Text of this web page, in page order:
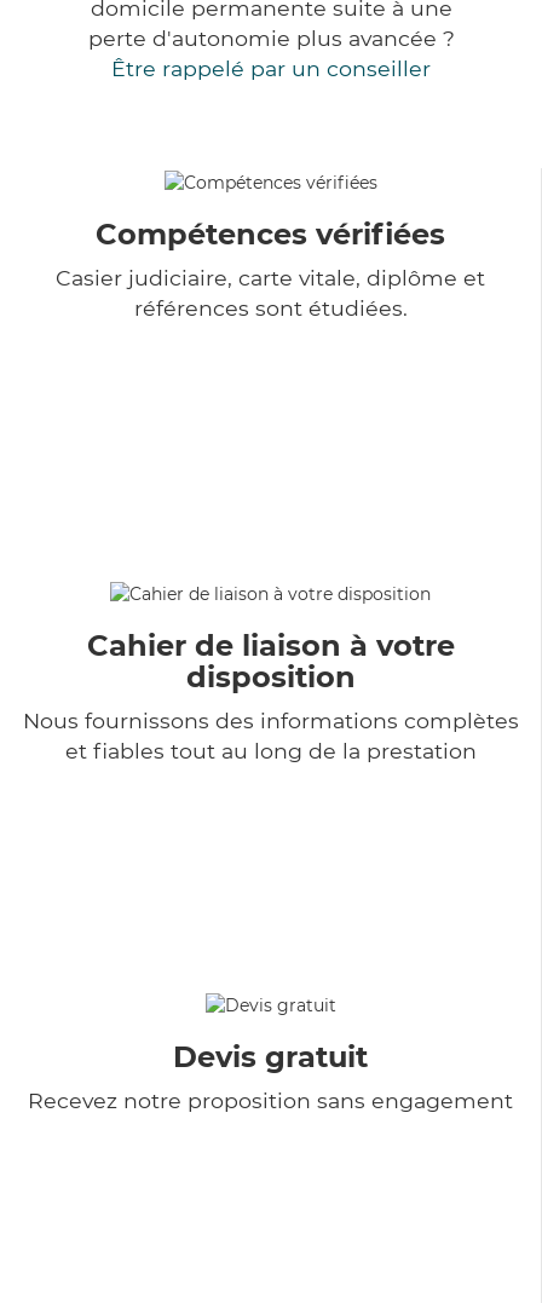
domicile permanente suite à une
perte d'autonomie plus avancée ?
Être rappelé par un conseiller
Compétences vérifiées
Casier judiciaire, carte vitale, diplôme et
références sont étudiées.
Cahier de liaison à votre
disposition
Nous fournissons des informations complètes
et fiables tout au long de la prestation
Devis gratuit
Recevez notre proposition sans engagement